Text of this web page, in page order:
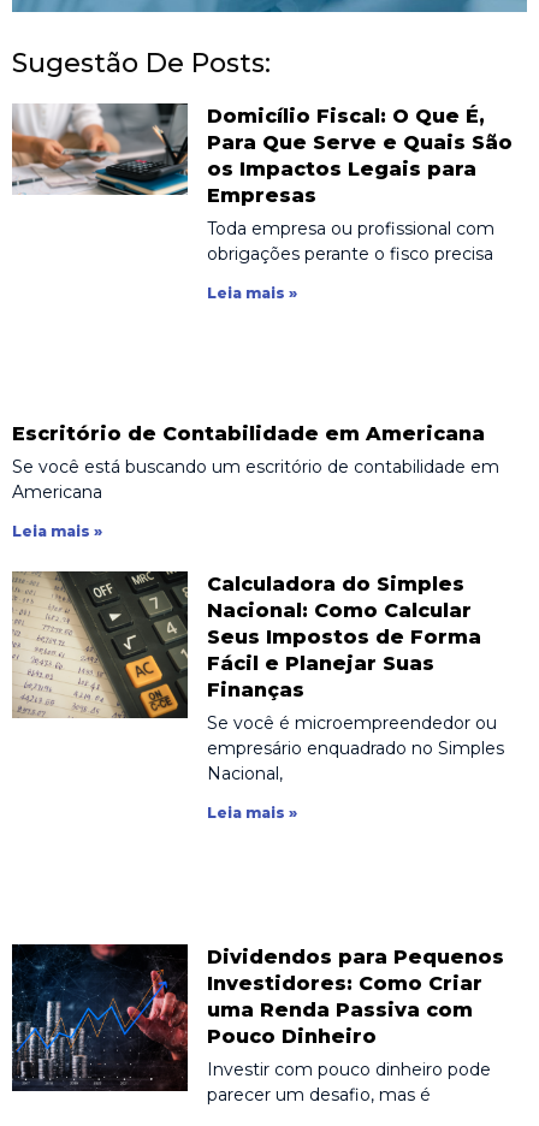
Sugestão De Posts:
Domicílio Fiscal: O Que É,
Para Que Serve e Quais São
os Impactos Legais para
Empresas
Toda empresa ou profissional com
obrigações perante o fisco precisa
Leia mais »
Escritório de Contabilidade em Americana
Se você está buscando um escritório de contabilidade em
Americana
Leia mais »
Calculadora do Simples
Nacional: Como Calcular
Seus Impostos de Forma
Fácil e Planejar Suas
Finanças
Se você é microempreendedor ou
empresário enquadrado no Simples
Nacional,
Leia mais »
Dividendos para Pequenos
Investidores: Como Criar
uma Renda Passiva com
Pouco Dinheiro
Investir com pouco dinheiro pode
parecer um desafio, mas é